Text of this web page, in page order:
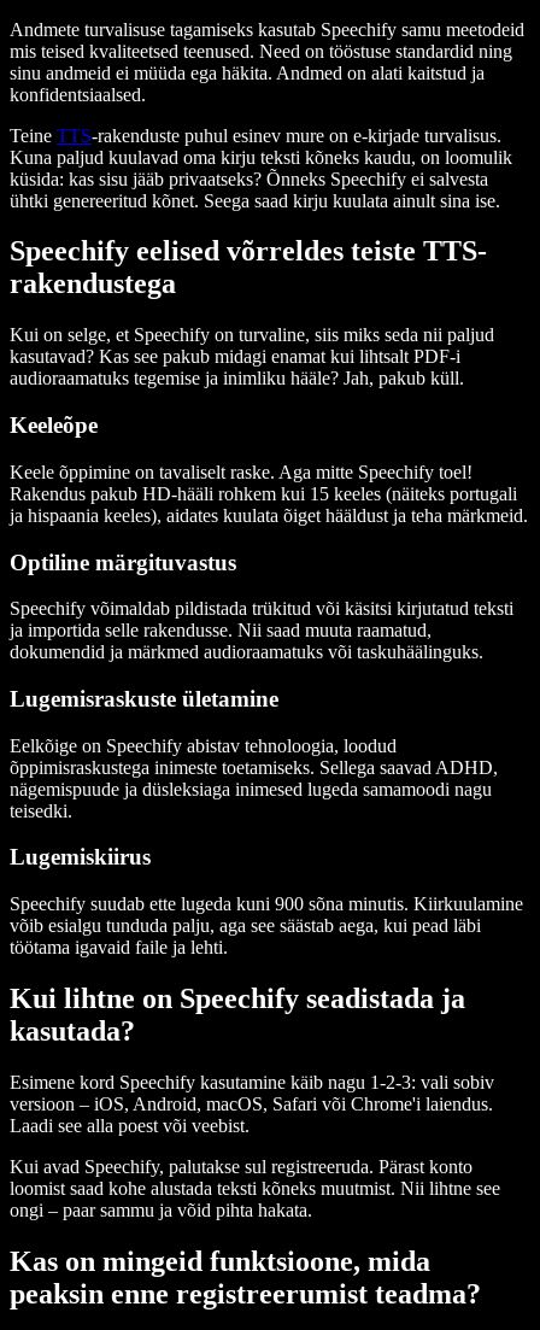
Andmete turvalisuse tagamiseks kasutab Speechify samu meetodeid
mis teised kvaliteetsed teenused. Need on tööstuse standardid ning
sinu andmeid ei müüda ega häkita. Andmed on alati kaitstud ja
konfidentsiaalsed.
Teine TTS-rakenduste puhul esinev mure on e-kirjade turvalisus.
Kuna paljud kuulavad oma kirju teksti kõneks kaudu, on loomulik
küsida: kas sisu jääb privaatseks? Õnneks Speechify ei salvesta
ühtki genereeritud kõnet. Seega saad kirju kuulata ainult sina ise.
Speechify eelised võrreldes teiste TTS-
rakendustega
Kui on selge, et Speechify on turvaline, siis miks seda nii paljud
kasutavad? Kas see pakub midagi enamat kui lihtsalt PDF-i
audioraamatuks tegemise ja inimliku hääle? Jah, pakub küll.
Keeleõpe
Keele õppimine on tavaliselt raske. Aga mitte Speechify toel!
Rakendus pakub HD-hääli rohkem kui 15 keeles (näiteks portugali
ja hispaania keeles), aidates kuulata õiget hääldust ja teha märkmeid.
Optiline märgituvastus
Speechify võimaldab pildistada trükitud või käsitsi kirjutatud teksti
ja importida selle rakendusse. Nii saad muuta raamatud,
dokumendid ja märkmed audioraamatuks või taskuhäälinguks.
Lugemisraskuste ületamine
Eelkõige on Speechify abistav tehnoloogia, loodud
õppimisraskustega inimeste toetamiseks. Sellega saavad ADHD,
nägemispuude ja düsleksiaga inimesed lugeda samamoodi nagu
teisedki.
Lugemiskiirus
Speechify suudab ette lugeda kuni 900 sõna minutis. Kiirkuulamine
võib esialgu tunduda palju, aga see säästab aega, kui pead läbi
töötama igavaid faile ja lehti.
Kui lihtne on Speechify seadistada ja
kasutada?
Esimene kord Speechify kasutamine käib nagu 1-2-3: vali sobiv
versioon – iOS, Android, macOS, Safari või Chrome'i laiendus.
Laadi see alla poest või veebist.
Kui avad Speechify, palutakse sul registreeruda. Pärast konto
loomist saad kohe alustada teksti kõneks muutmist. Nii lihtne see
ongi – paar sammu ja võid pihta hakata.
Kas on mingeid funktsioone, mida
peaksin enne registreerumist teadma?